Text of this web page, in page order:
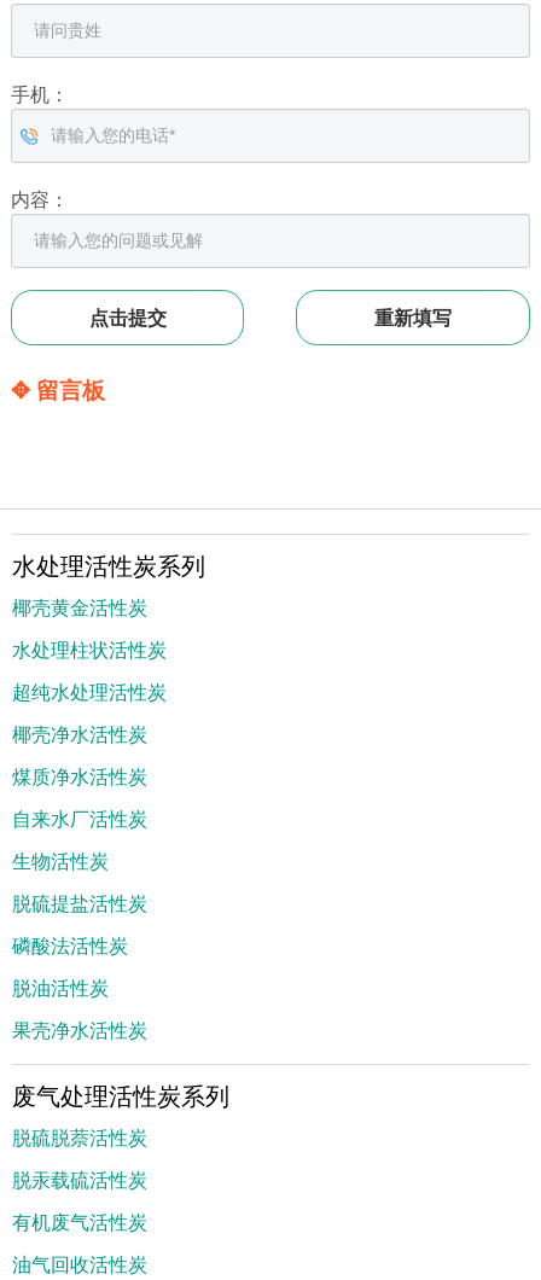
手机：
内容：
✥ 留言板
水处理活性炭系列
椰壳黄金活性炭
水处理柱状活性炭
超纯水处理活性炭
椰壳净水活性炭
煤质净水活性炭
自来水厂活性炭
生物活性炭
脱硫提盐活性炭
磷酸法活性炭
脱油活性炭
果壳净水活性炭
废气处理活性炭系列
脱硫脱萘活性炭
脱汞载硫活性炭
有机废气活性炭
油气回收活性炭